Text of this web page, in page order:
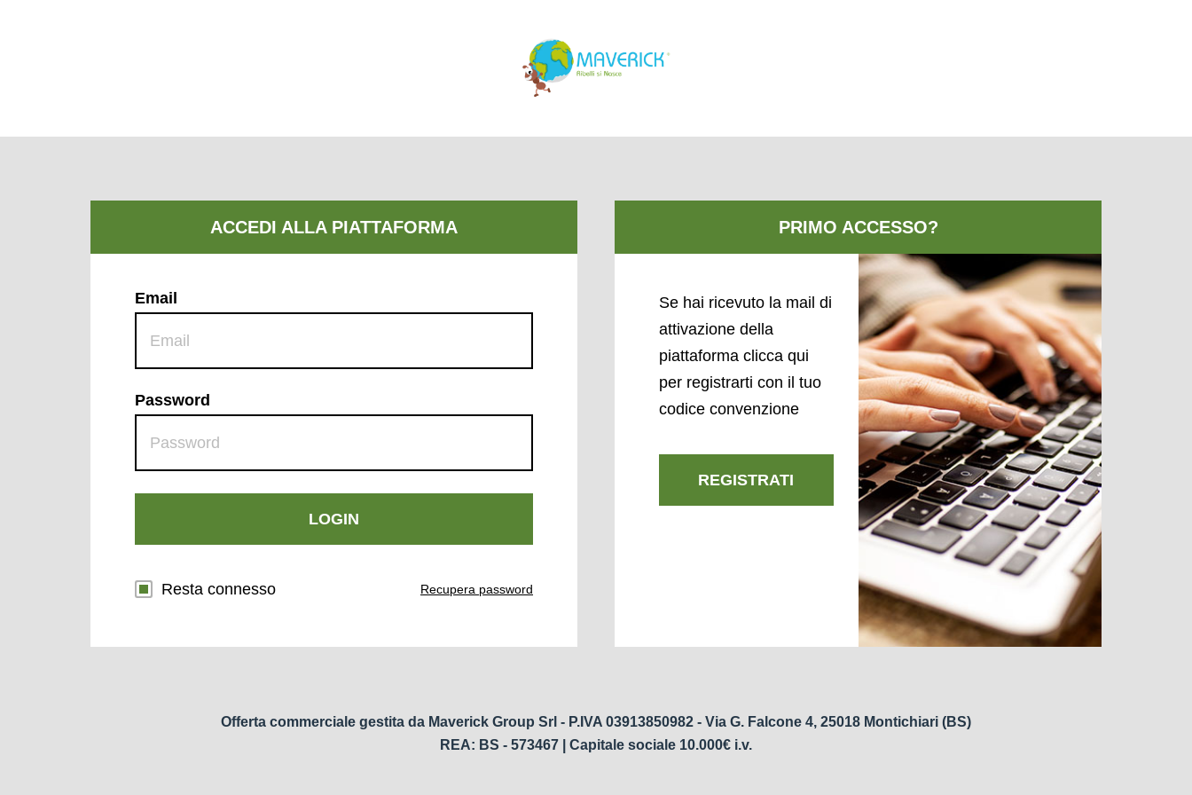
Email
Password
LOGIN
Resta connesso Recupera password
Se hai ricevuto la mail di
attivazione della
piattaforma clicca qui
per registrarti con il tuo
codice convenzione
REGISTRATI
Offerta commerciale gestita da Maverick Group Srl - P.IVA 03913850982 - Via G. Falcone 4, 25018 Montichiari (BS)
REA: BS - 573467 | Capitale sociale 10.000€ i.v.